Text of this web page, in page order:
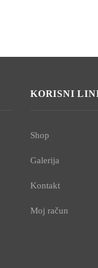
KORISNI
Shop
Galerija
Kontakt
Moj račun